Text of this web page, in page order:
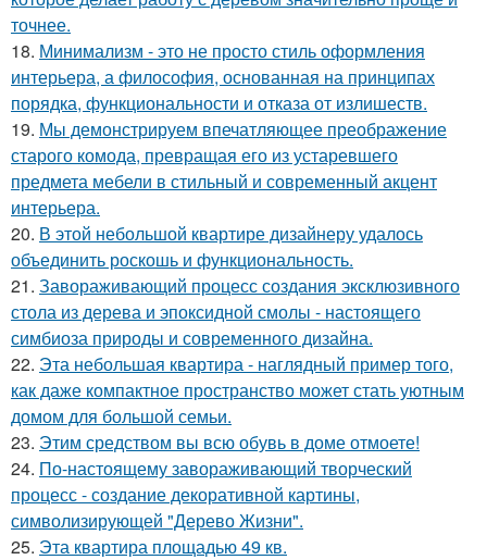
точнее.
18. Минимализм - это не просто стиль оформления
интерьера, а философия, основанная на принципах
порядка, функциональности и отказа от излишеств.
19. Мы демонстрируем впечатляющее преображение
старого комода, превращая его из устаревшего
предмета мебели в стильный и современный акцент
интерьера.
20. В этой небольшой квартире дизайнеру удалось
объединить роскошь и функциональность.
21. Завораживающий процесс создания эксклюзивного
стола из дерева и эпоксидной смолы - настоящего
симбиоза природы и современного дизайна.
22. Эта небольшая квартира - наглядный пример того,
как даже компактное пространство может стать уютным
домом для большой семьи.
23. Этим средством вы всю обувь в доме отмоете!
24. По-настоящему завораживающий творческий
процесс - создание декоративной картины,
символизирующей "Дерево Жизни".
25. Эта квартира площадью 49 кв.